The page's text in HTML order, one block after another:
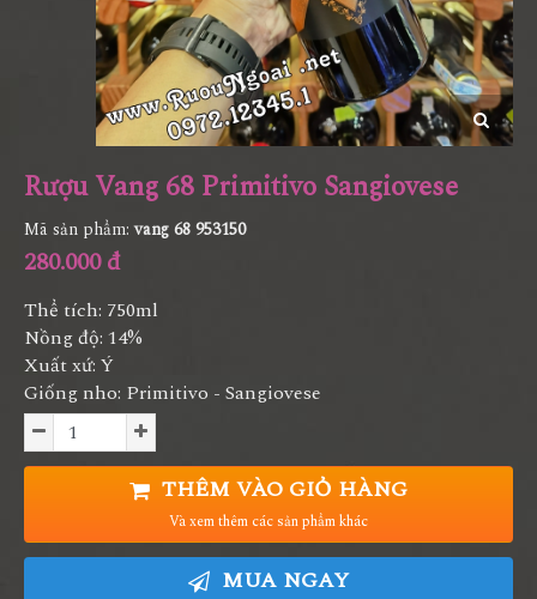
Rượu Vang 68 Primitivo Sangiovese
Mã sản phẩm:vang 68 953150
280.000 đ
Thể tích: 750ml
Nồng độ: 14%
Xuất xứ: Ý
Giống nho: Primitivo - Sangiovese
THÊM VÀO GIỎ HÀNG
Và xem thêm các sản phẩm khác
MUA NGAY